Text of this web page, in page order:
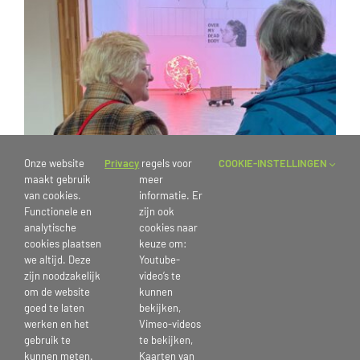
14 maart 2025
Onze website
maakt gebruik
van cookies.
Functionele en
analytische
cookies plaatsen
we altijd. Deze
zijn noodzakelijk
om de website
goed te laten
werken en het
gebruik te
kunnen meten.
Privacy regels voor
meer
informatie. Er
zijn ook
cookies naar
keuze om:
Youtube-
video’s te
kunnen
bekijken,
Vimeo-videos
te bekijken,
Kaarten van
COOKIE-INSTELLINGEN